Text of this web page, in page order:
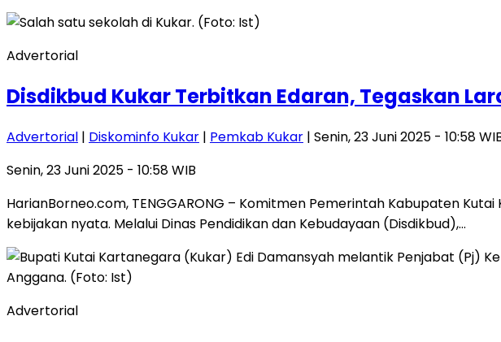
Advertorial
Disdikbud Kukar Terbitkan Edaran, Tegaskan
Advertorial | Diskominfo Kukar | Pemkab Kukar | Senin, 23 Juni 2025 - 10:58
Senin, 23 Juni 2025 - 10:58 WIB
HarianBorneo.com, TENGGARONG – Komitmen Pemerintah Kabupaten
kebijakan nyata. Melalui Dinas Pendidikan dan Kebudayaan (Disdikbud),…
Advertorial